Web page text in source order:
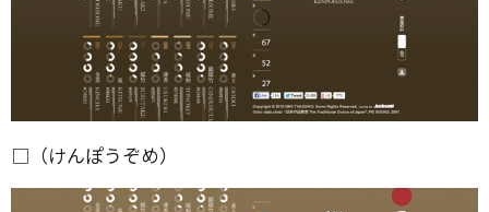
□（けんぽうぞめ）